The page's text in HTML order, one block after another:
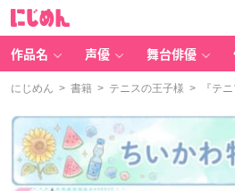
作品名 声優 舞台俳優
にじめん > 書籍 > テニスの王子様 > 『テニ